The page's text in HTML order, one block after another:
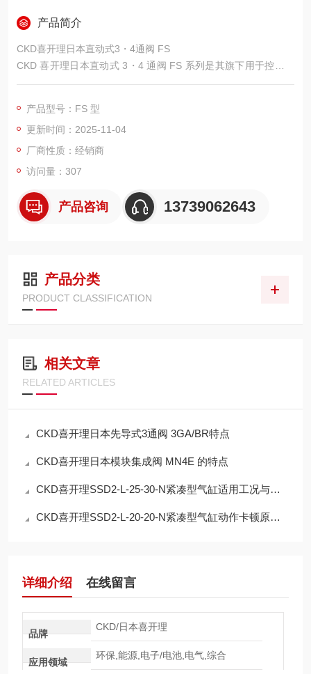
产品简介
CKD喜开理日本直动式3・4通阀 FS
CKD 喜开理日本直动式 3・4 通阀 FS 系列是其旗下用于控制流
体通断的气动元件，具有响应速度快、适用范围广等特点，在工
工作原理：通过电磁线圈通电或断电产生电磁力或弹簧力，直接
驱动阀芯运动，实现阀门的开启或关闭，从而控制流体的通断。
如 3 通阀有常闭型，通电时电磁线圈产生电磁力把运动部件从阀
产品型号：FS 型
更新时间：2025-11-04
厂商性质：经销商
访问量：307
产品咨询 13739062643
产品分类
PRODUCT CLASSIFICATION
相关文章
RELATED ARTICLES
CKD喜开理日本先导式3通阀 3GA/BR特点
CKD喜开理日本模块集成阀 MN4E 的特点
CKD喜开理SSD2-L-25-30-N紧凑型气缸适用工况与参数详解
CKD喜开理SSD2-L-20-20-N紧凑型气缸动作卡顿原因排查
详细介绍 在线留言
品牌
CKD/日本喜开理
应用领域
环保,能源,电子/电池,电气,综合